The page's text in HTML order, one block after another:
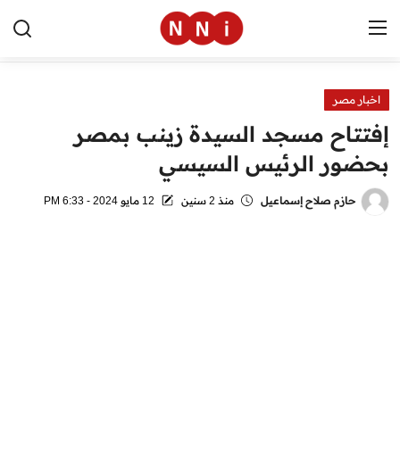
الرئيسية
اخبار مصر
العالم
اخبار مصر
إفتتاح مسجد السيدة زينب بمصر
بحضور الرئيس السيسي
حازم صلاح إسماعيل منذ 2 سنين 12 مايو 2024 - 6:33 PM